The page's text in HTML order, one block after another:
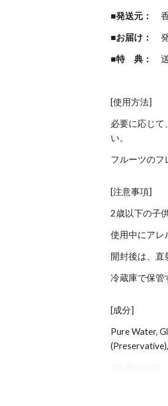
■発送元： 香
■お届け：
■特 典：
[使用方法]
必要に応じて
い。
フルーツのフ
[注意事項]
2歳以下の子
使用中にアレ
開封後は、直
冷蔵庫で保管
[成分]
Pure Water,